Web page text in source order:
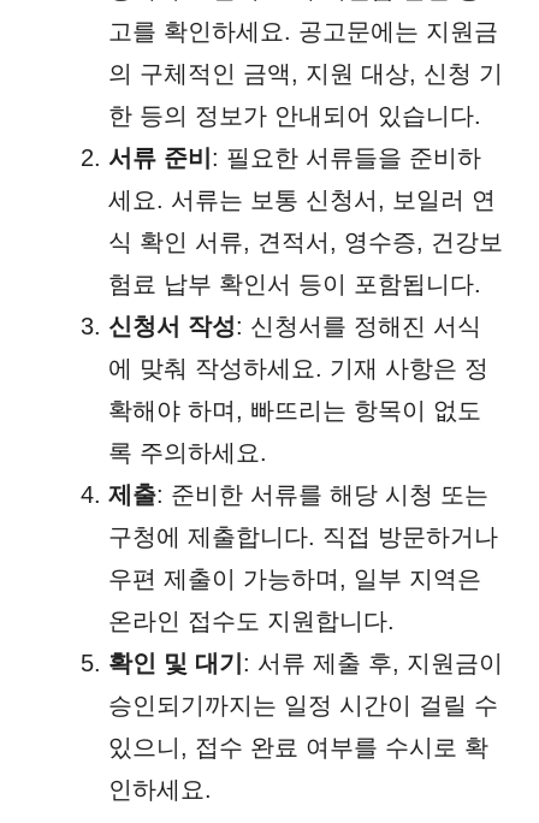
고를 확인하세요. 공고문에는 지원금
의 구체적인 금액, 지원 대상, 신청 기
한 등의 정보가 안내되어 있습니다.
서류 준비 : 필요한 서류들을 준비하
세요. 서류는 보통 신청서, 보일러 연
식 확인 서류, 견적서, 영수증, 건강보
험료 납부 확인서 등이 포함됩니다.
신청서 작성: 신청서를 정해진 서식
에 맞춰 작성하세요. 기재 사항은 정
확해야 하며, 빠뜨리는 항목이 없도
록 주의하세요.
제출: 준비한 서류를 해당 시청 또는
구청에 제출합니다. 직접 방문하거나
우편 제출이 가능하며, 일부 지역은
온라인 접수도 지원합니다.
확인 및 대기 : 서류 제출 후, 지원금이
승인되기까지는 일정 시간이 걸릴 수
있으니, 접수 완료 여부를 수시로 확
인하세요.